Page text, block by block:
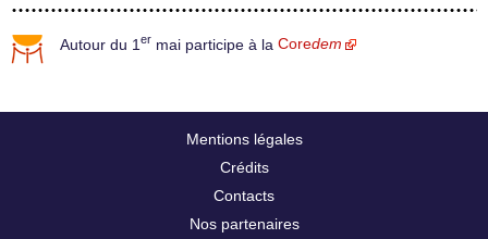
Autour du 1 er mai participe à la Coredem
Mentions légales
Crédits
Contacts
Nos partenaires